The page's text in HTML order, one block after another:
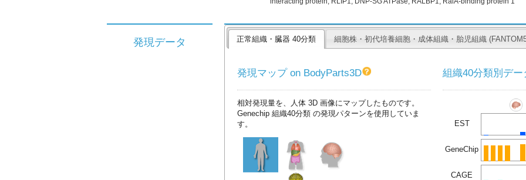
発現データ 正常組織・臓器 40分類 細胞株・初代培養細胞・成体組織・胎児組織
発現マップ on BodyParts3D
相対発現量を、人体 3D 画像にマップしたものです。
Genechip 組織40分類 の発現パターンを使用していま
す。
組織40分類別デー
EST
GeneChip
CAGE